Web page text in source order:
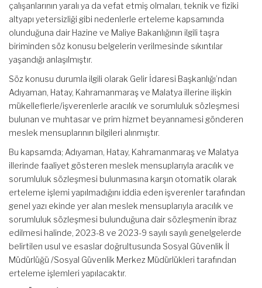
çalışanlarının yaralı ya da vefat etmiş olmaları, teknik ve fiziki
altyapı yetersizliği gibi nedenlerle erteleme kapsamında
olunduğuna dair Hazine ve Maliye Bakanlığının ilgili taşra
biriminden söz konusu belgelerin verilmesinde sıkıntılar
yaşandığı anlaşılmıştır.
Söz konusu durumla ilgili olarak Gelir İdaresi Başkanlığı’ndan
Adıyaman, Hatay, Kahramanmaraş ve Malatya illerine ilişkin
mükelleflerle/işverenlerle aracılık ve sorumluluk sözleşmesi
bulunan ve muhtasar ve prim hizmet beyannamesi gönderen
meslek mensuplarının bilgileri alınmıştır.
Bu kapsamda; Adıyaman, Hatay, Kahramanmaraş ve Malatya
illerinde faaliyet gösteren meslek mensuplarıyla aracılık ve
sorumluluk sözleşmesi bulunmasına karşın otomatik olarak
erteleme işlemi yapılmadığını iddia eden işverenler tarafından
genel yazı ekinde yer alan meslek mensuplarıyla aracılık ve
sorumluluk sözleşmesi bulunduğuna dair sözleşmenin ibraz
edilmesi halinde, 2023-8 ve 2023-9 sayılı sayılı genelgelerde
belirtilen usul ve esaslar doğrultusunda Sosyal Güvenlik İl
Müdürlüğü /Sosyal Güvenlik Merkez Müdürlükleri tarafından
erteleme işlemleri yapılacaktır.